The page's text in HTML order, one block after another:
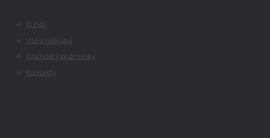
O nás
Vše o nákupu
Obchodní podmínky
Kontakty